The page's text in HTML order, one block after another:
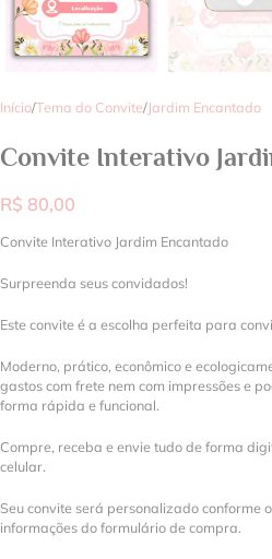
Início/Tema do Convite/Jardim Encantado
Convite Interativo
R$ 80,00
Convite Interativo Jardim Encantado
Surpreenda seus convidados!
Este convite é a escolha perfeita para
Moderno, prático, econômico e
gastos com frete nem com impressões e
forma rápida e funcional.
Compre, receba e envie tudo de forma
celular.
Seu convite será personalizado conforme
informações do formulário de compra.